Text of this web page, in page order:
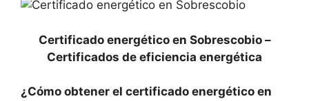
Certificado energético en Sobrescobio –
Certificados de eficiencia energética
¿Cómo obtener el certificado energético en